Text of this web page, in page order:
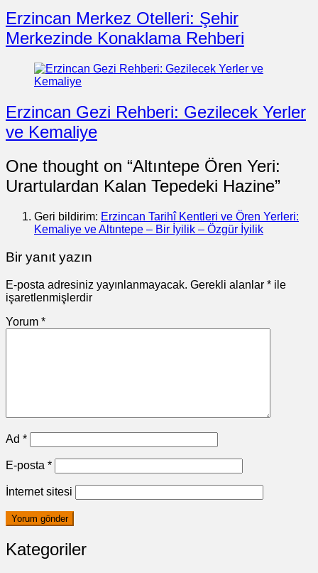
Erzincan Merkez Otelleri: Şehir
Merkezinde Konaklama Rehberi
Erzincan Gezi Rehberi: Gezilecek Yerler
ve Kemaliye
One thought on “Altıntepe Ören Yeri:
Urartulardan Kalan Tepedeki Hazine”
Geri bildirim: Erzincan Tarihî Kentleri ve Ören Yerleri:
Kemaliye ve Altıntepe – Bir İyilik – Özgür İyilik
Bir yanıt yazın
E-posta adresiniz yayınlanmayacak. Gerekli alanlar * ile
işaretlenmişlerdir
Yorum *
Ad *
E-posta *
İnternet sitesi
Kategoriler